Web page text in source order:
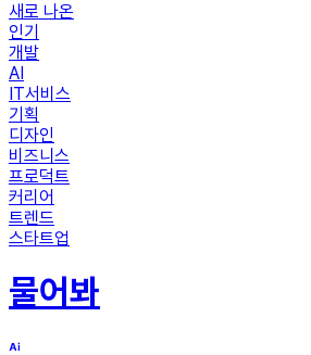
새로 나온
인기
개발
AI
IT서비스
기획
디자인
비즈니스
프로덕트
커리어
트렌드
스타트업
물어봐